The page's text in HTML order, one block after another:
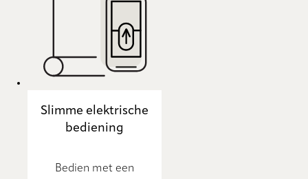
Slimme elektrische
bediening
Bedien met een